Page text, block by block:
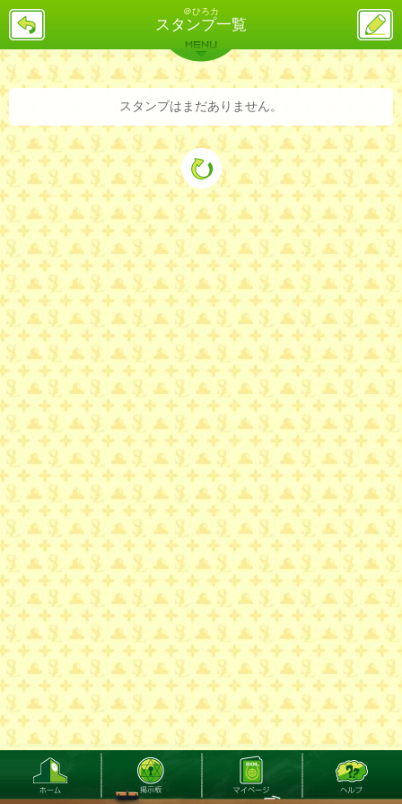
＠ひろカ
スタンプ一覧
戻
ス
投
稿
バックナンバー 詳細検索 ランキング
MENU
スタンプはまだありません。